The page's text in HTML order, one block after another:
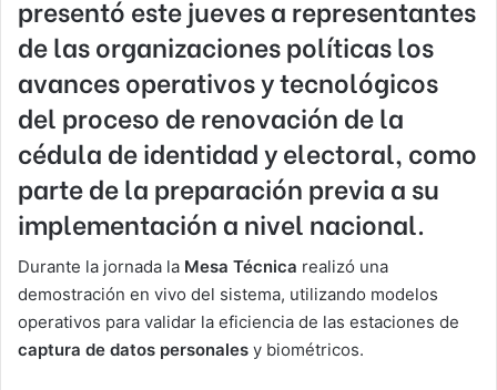
presentó este jueves a representantes
de las organizaciones políticas los
avancesoperativos y tecnológicos
del proceso de renovación de la
cédula de identidad y electoral, como
parte de la preparación previa a su
implementación a nivel nacional.
Durante la jornada la Mesa Técnica realizó una
demostración en vivo del sistema, utilizando modelos
operativos para validar la eficiencia de las estaciones de
captura de datos personales y biométricos.